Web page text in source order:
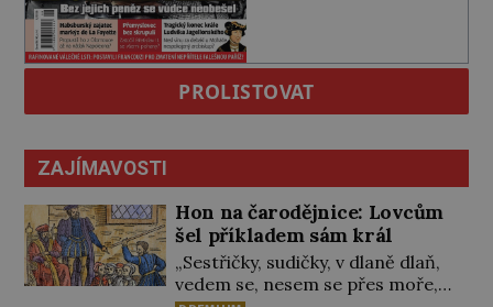
PROLISTOVAT
ZAJÍMAVOSTI
Hon na čarodějnice: Lovcům
šel příkladem sám král
„Sestřičky, sudičky, v dlaně dlaň,
vedem se, nesem se přes moře,